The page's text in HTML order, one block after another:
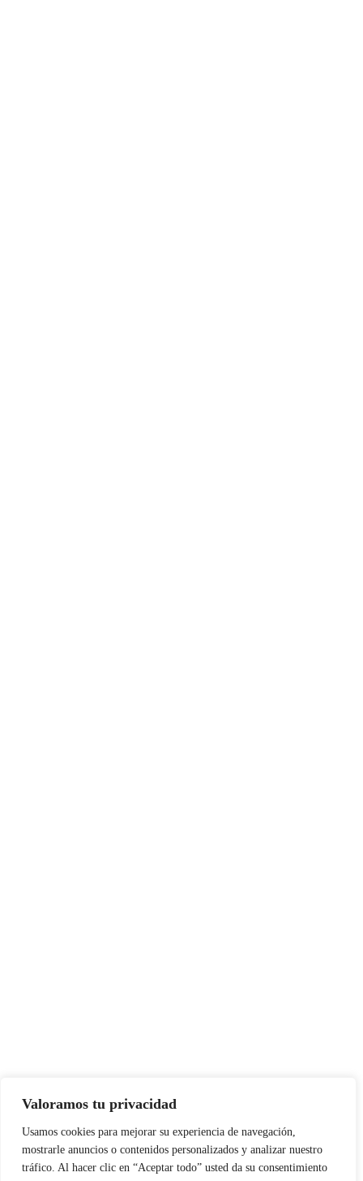
Valoramos tu privacidad
Usamos cookies para mejorar su experiencia de navegación,
mostrarle anuncios o contenidos personalizados y analizar nuestro
tráfico. Al hacer clic en “Aceptar todo” usted da su consentimiento